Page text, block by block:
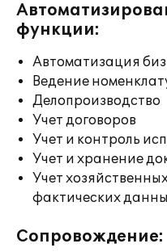
функции:
Автоматизация
Ведение
Делопроизводство
Учет договоров
Учет и контроль
Учет и хранение
Учет
фактических
Сопровождение: